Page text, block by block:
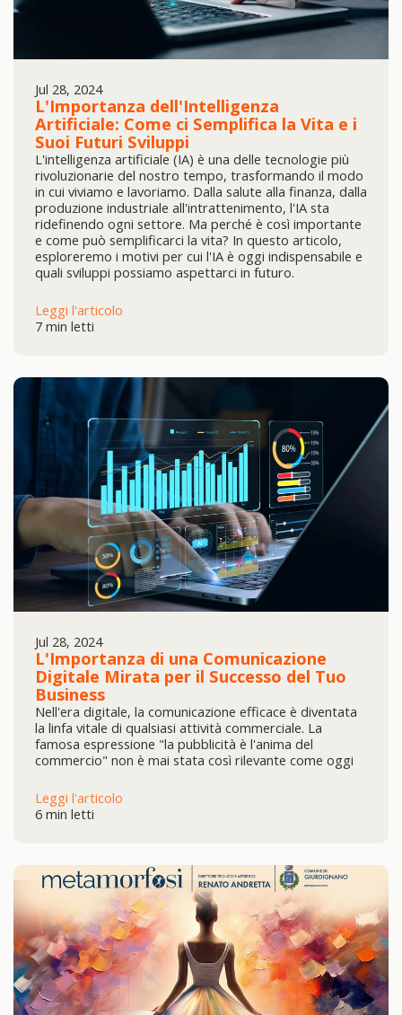
Jul 28, 2024
L'Importanza dell'Intelligenza
Artificiale: Come ci Semplifica la Vita e i
Suoi Futuri Sviluppi
L'intelligenza artificiale (IA) è una delle tecnologie più
rivoluzionarie del nostro tempo, trasformando il modo
in cui viviamo e lavoriamo. Dalla salute alla finanza, dalla
produzione industriale all'intrattenimento, l'IA sta
ridefinendo ogni settore. Ma perché è così importante
e come può semplificarci la vita? In questo articolo,
esploreremo i motivi per cui l'IA è oggi indispensabile e
quali sviluppi possiamo aspettarci in futuro.
Leggi l'articolo
7 min letti
Jul 28, 2024
L'Importanza di una Comunicazione
Digitale Mirata per il Successo del Tuo
Business
Nell'era digitale, la comunicazione efficace è diventata
la linfa vitale di qualsiasi attività commerciale. La
famosa espressione "la pubblicità è l'anima del
commercio" non è mai stata così rilevante come oggi
Leggi l'articolo
6 min letti